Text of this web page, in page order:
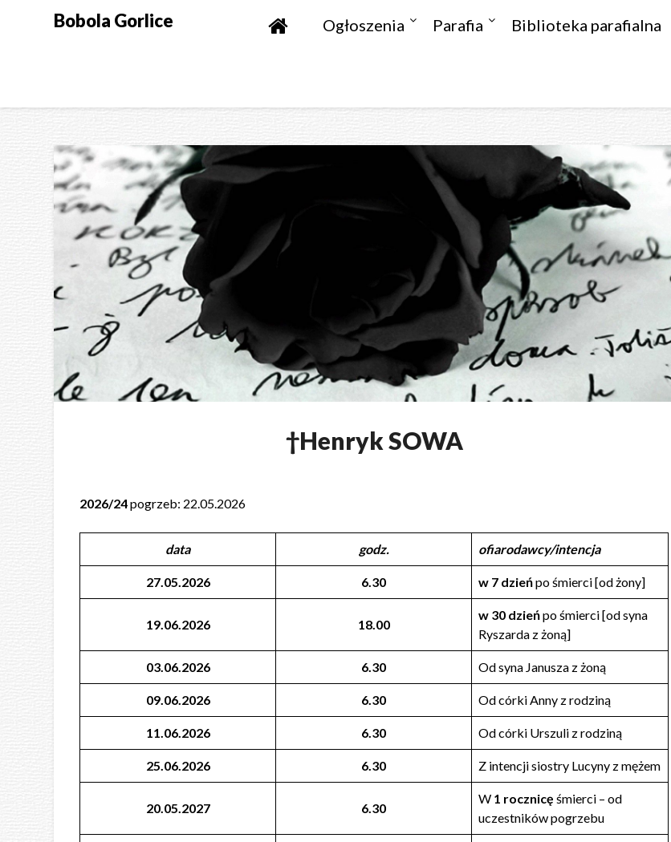
Bobola Gorlice Ogłoszenia Parafia Biblioteka parafialna
†Henryk SOWA
2026/24pogrzeb: 22.05.2026
data godz. ofiarodawcy/intencja
27.05.2026 6.30 w 7 dzieńpo śmierci [od żony]
19.06.2026 18.00
w 30 dzieńpo śmierci [od syna
Ryszarda z żoną]
03.06.2026 6.30 Od syna Janusza z żoną
09.06.2026 6.30 Od córki Anny z rodziną
11.06.2026 6.30 Od córki Urszuli z rodziną
25.06.2026 6.30 Z intencji siostry Lucyny z mężem
20.05.2027 6.30
W 1 rocznicęśmierci – od
uczestników pogrzebu